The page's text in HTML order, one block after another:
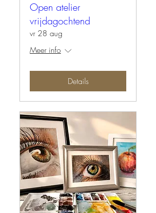
Open atelier
vrijdagochtend
vr 28 aug
Meer info
Details